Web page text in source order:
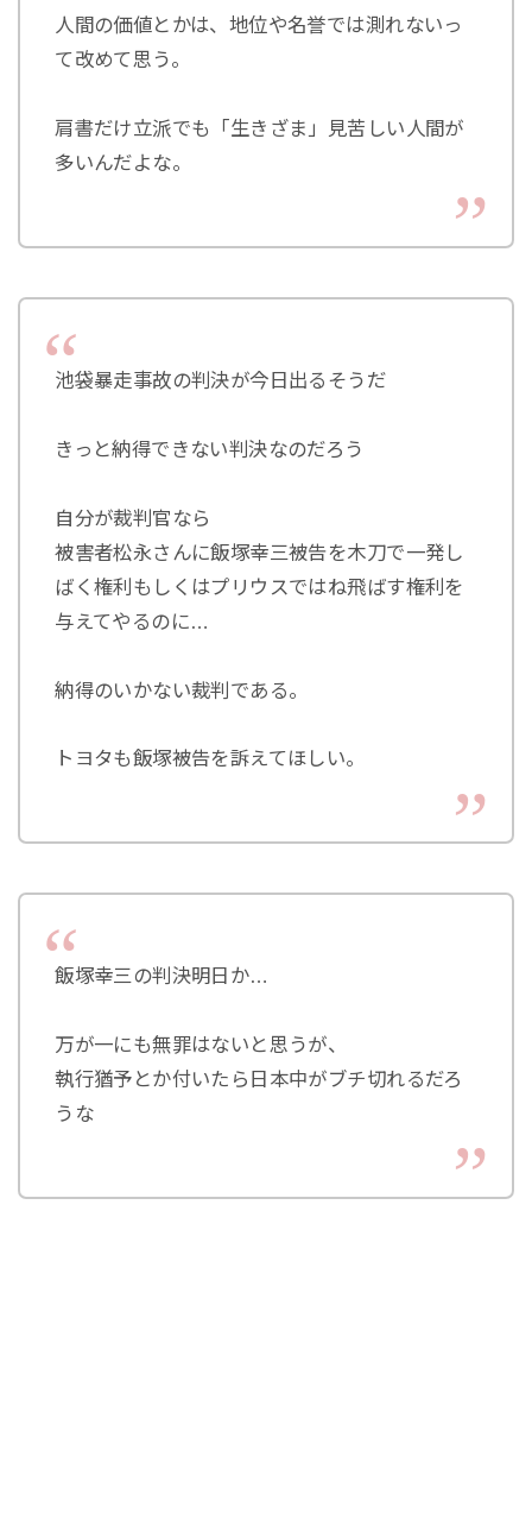
人間の価値とかは、地位や名誉では測れないっ
て改めて思う。
肩書だけ立派でも「生きざま」見苦しい人間が
多いんだよな。
池袋暴走事故の判決が今日出るそうだ
きっと納得できない判決なのだろう
自分が裁判官なら
被害者松永さんに飯塚幸三被告を木刀で一発し
ばく権利もしくはプリウスではね飛ばす権利を
与えてやるのに…
納得のいかない裁判である。
トヨタも飯塚被告を訴えてほしい。
飯塚幸三の判決明日か…
万が一にも無罪はないと思うが、
執行猶予とか付いたら日本中がブチ切れるだろ
うな